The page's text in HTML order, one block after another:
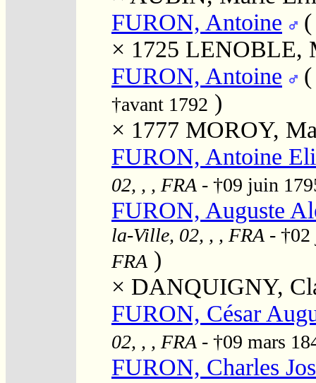
FURON, Antoine
× 1725 LENOBLE,
FURON, Antoine
†avant 1792 )
× 1777 MOROY,
FURON, Antoine
02, , , FRA - †09 juin
FURON, Auguste
la-Ville, 02, , , FRA -
FRA )
× DANQUIGNY,
FURON, César
02, , , FRA - †09 mars
FURON, Charles